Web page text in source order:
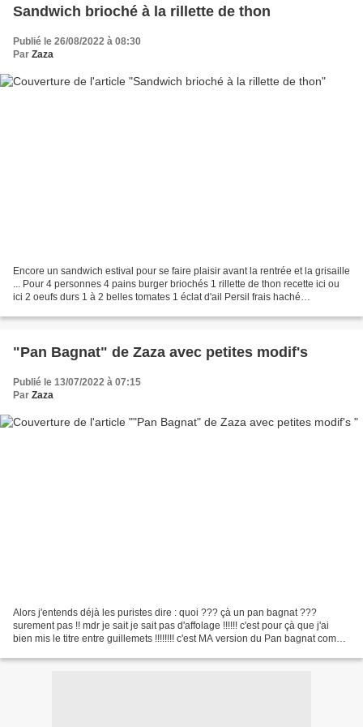
Sandwich brioché à la rillette de thon
Publié le 26/08/2022 à 08:30
Par Zaza
Encore un sandwich estival pour se faire plaisir avant la rentrée et la grisaille
... Pour 4 personnes 4 pains burger briochés 1 rillette de thon recette ici ou
ici 2 oeufs durs 1 à 2 belles tomates 1 éclat d'ail Persil frais haché
"Pan Bagnat" de Zaza avec petites modif's
Publié le 13/07/2022 à 07:15
Par Zaza
Alors j'entends déjà les puristes dire : quoi ??? çà un pan bagnat ???
surement pas !! mdr je sait je sait pas d'affolage !!!!!! c'est pour çà que j'ai
bien mis le titre entre guillemets !!!!!!!! c'est MA version du Pan bagnat comme